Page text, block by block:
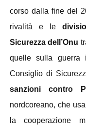
corso dalla fine del
rivalità e le
Sicurezza dell’Onu
quelle sulla
Consiglio di
sanzioni contro
nordcoreano, che
la cooperazione